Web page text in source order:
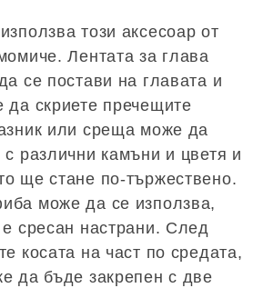
този аксесоар от
Лентата за глава
се постави на главата и
да скриете пречещите
или среща може да
с различни камъни и цветя и
ще стане по-тържествено.
може да се използва,
е сресан настрани. След
косата на част по средата,
да бъде закрепен с две